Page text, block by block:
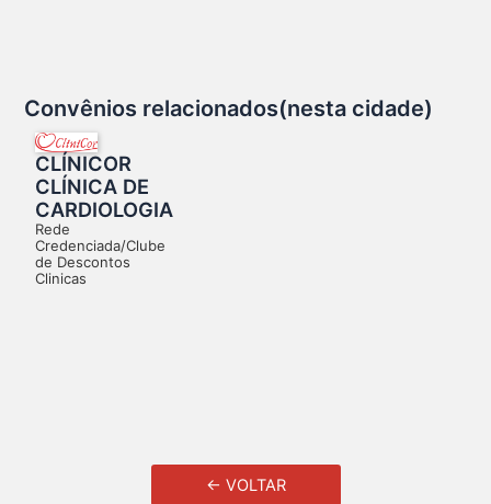
Convênios relacionados(nesta cidade)
CLÍNICOR
CLÍNICA DE
CARDIOLOGIA
Rede
Credenciada/Clube
de Descontos
Clinicas
← VOLTAR